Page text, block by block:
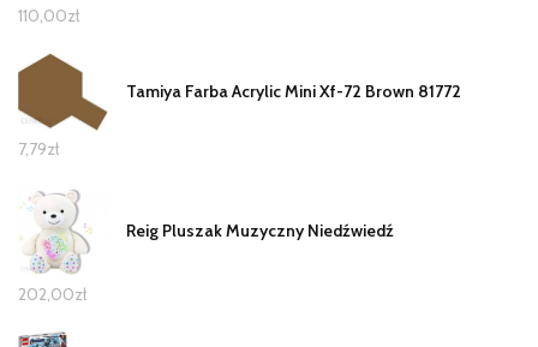
110,00zł
Tamiya Farba Acrylic Mini Xf-72 Brown 81772
7,79zł
Reig Pluszak Muzyczny Niedźwiedź
202,00zł